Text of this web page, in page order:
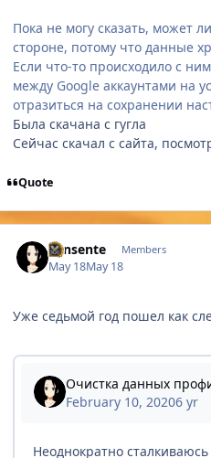
Пока не могу сказать, может
стороне, потому что данные
Если что-то происходило с
между Google аккаунтами на
отразиться на сохранении
Была скачана с гугла
Сейчас скачал с сайта,
Quote
vensente Members
May 18May 18
Уже седьмой год пошел как